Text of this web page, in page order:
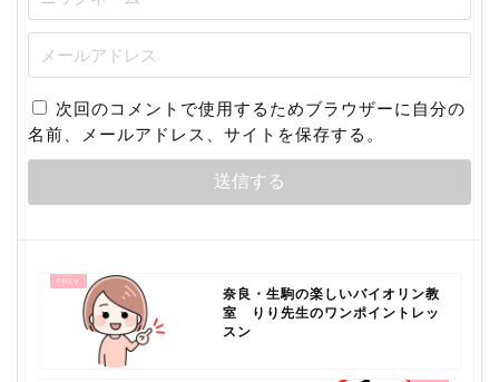
次回のコメントで使用するためブラウザーに自分の
名前、メールアドレス、サイトを保存する。
奈良・生駒の楽しいバイオリン教
室 りり先生のワンポイントレッ
スン